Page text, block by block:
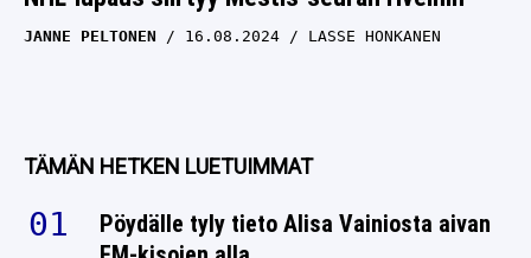
JANNE PELTONEN 16.08.2024 LASSE HONKANEN
TÄMÄN HETKEN LUETUIMMAT
Pöydälle tyly tieto Alisa Vainiosta aivan